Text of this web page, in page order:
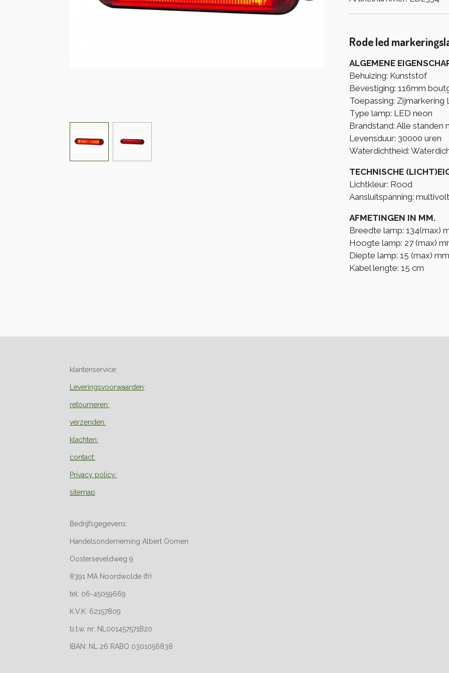
Rode led
ALGEMENE
Behuizing: Kunststof
Bevestiging: 116mm
Toepassing: Zijmarkering
Type lamp: LED neon
Brandstand: Alle standen
Levensduur: 30000 uren
Waterdichtheid:
TECHNISCHE
Lichtkleur: Rood
Aansluitspanning:
AFMETINGEN IN MM.
Breedte lamp: 134(max)
Hoogte lamp: 27 (max)
Diepte lamp: 15 (max) mm
Kabel lengte: 15 cm
klantenservice:
Leveringsvoorwaarden:
retourneren:
verzenden:
klachten:
contact:
Privacy policy:
sitemap:
Bedrijfsgegevens:
Handelsonderneming Albert Oomen
Oosterseveldweg 9
8391 MA Noordwolde (fr)
tel: 06-45059669
K.V.K: 62157809
b.t.w. nr: NL001457571B20
IBAN: NL 26 RABO 0301056838